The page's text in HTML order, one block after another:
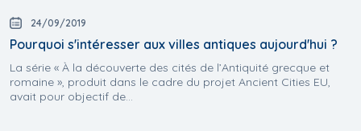
24/09/2019
Pourquoi s'intéresser aux villes antiques aujourd'hui ?
La série « À la découverte des cités de l’Antiquité grecque et
romaine », produit dans le cadre du projet Ancient Cities EU,
avait pour objectif de...